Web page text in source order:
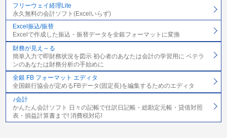
フリーウェイ経理Lite
永久無料の会計ソフト(Excelいらず)
Excel振込/振替
Excelで作成した振込・振替データを全銀フォーマットに変換
財務が見え～る
簡単入力で即財務状況を図示 初心者のあなたは会計の学習用に ベテラ
ンのあなたは財務分析の手始めに
全銀 FB フォーマット エディタ
全国銀行協会が定めるFBデータ(固定長)を編集するためのエディタ
♪会計
かんたん会計ソフト 日々の記帳で仕訳日記帳・総勘定元帳・貸借対照
表・損益計算書まで! 消費税対応!